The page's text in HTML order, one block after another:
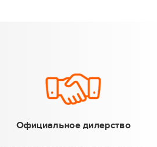
Официальное дилерство